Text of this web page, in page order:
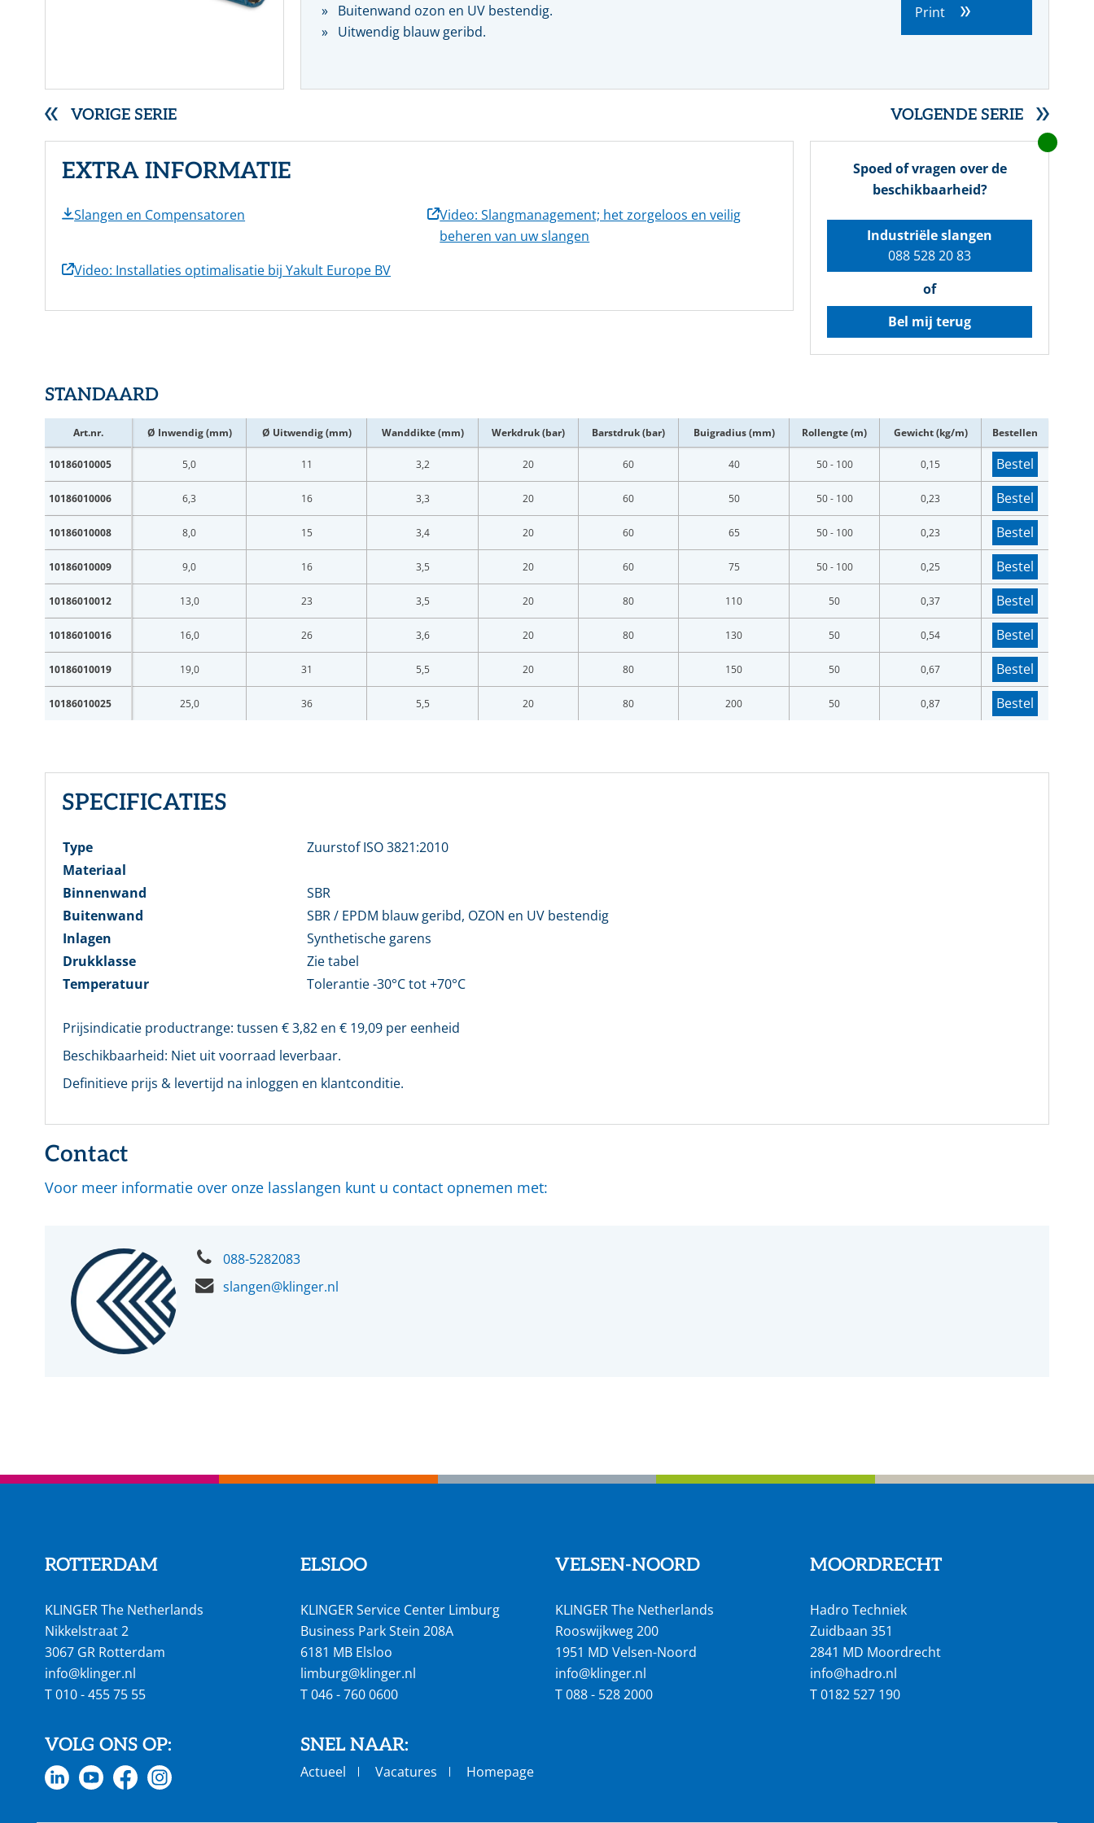
Kwaliteit, veiligheid & milieu
Stopbuspakkingen
Mechanische asafdichtingen
Kijk- en peiltoestellen & glazen
Pre-vent regelkleppen
SERVICE- EN ONDERHOUDSPRODUCTEN
SlangmanagementWhitepaper
Buitenwand ozon en UV bestendig.
Uitwendig blauw geribd.
Print
VORIGE SERIE VOLGENDE SERIE
EXTRA INFORMATIE
Slangen en Compensatoren
Video: Slangmanagement; het zorgeloos en veilig
beheren van uw slangen
Video: Installaties optimalisatie bij Yakult Europe BV
Spoed of vragen over de
beschikbaarheid?
Industriële slangen
088 528 20 83
of
Bel mij terug
STANDAARD
Art.nr. Ø Inwendig (mm) Ø Uitwendig (mm) Wanddikte (mm) Werkdruk (bar) Barstdruk (bar) Buigradius (mm) Rollengte (m) Gewicht (kg/m) Bestellen
10186010005 5,0 11 3,2 20 60 40 50 - 100 0,15 Bestel
10186010006 6,3 16 3,3 20 60 50 50 - 100 0,23 Bestel
10186010008 8,0 15 3,4 20 60 65 50 - 100 0,23 Bestel
10186010009 9,0 16 3,5 20 60 75 50 - 100 0,25 Bestel
10186010012 13,0 23 3,5 20 80 110 50 0,37 Bestel
10186010016 16,0 26 3,6 20 80 130 50 0,54 Bestel
10186010019 19,0 31 5,5 20 80 150 50 0,67 Bestel
10186010025 25,0 36 5,5 20 80 200 50 0,87 Bestel
SPECIFICATIES
Type
Zuurstof ISO 3821:2010
Materiaal
Binnenwand
SBR
Buitenwand
SBR / EPDM blauw geribd, OZON en UV bestendig
Inlagen
Synthetische garens
Drukklasse
Zie tabel
Temperatuur
Tolerantie -30°C tot +70°C
Prijsindicatie productrange: tussen €3,82 en € 19,09 per eenheid
Beschikbaarheid: Niet uit voorraad leverbaar.
Definitieve prijs & levertijd na inloggen en klantconditie.
Contact
Voor meer informatie over onze lasslangen kunt u contact opnemen met:
088-5282083
slangen@klinger.nl
LOGIN
Vul onderstaand formulier in om in te loggen
Wachtwoord vergeten?
Nog geen account bij ons?
ROTTERDAM
KLINGER The Netherlands
Nikkelstraat 2
3067 GR Rotterdam
info@klinger.nl
T010 - 455 75 55
ELSLOO
KLINGER Service Center Limburg
Business Park Stein 208A
6181 MB Elsloo
limburg@klinger.nl
T046 - 760 0600
VELSEN-NOORD
KLINGER The Netherlands
Rooswijkweg 200
1951 MD Velsen-Noord
info@klinger.nl
T088 - 528 2000
MOORDRECHT
Hadro Techniek
Zuidbaan 351
2841 MD Moordrecht
info@hadro.nl
T0182 527 190
VOLG ONS OP: SNEL NAAR:
Actueel Vacatures Homepage